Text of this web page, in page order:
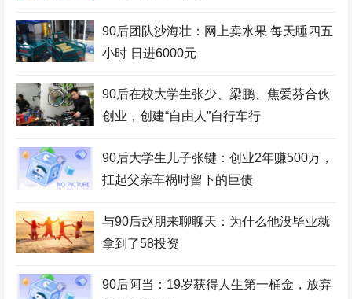
90后团队沙海壮：网上卖水果 每天睡四五
小时 日进6000元
90后在校大学生张少、梁鹏、焦爱芬合伙
创业，创建“自由人”自行车行
90后大学生儿子张键：创业2年赚500万，
扛起父亲车祸时留下的巨债
与90后赵朋来聊聊天：为什么他没毕业就
拿到了58投资
90后阿当：19岁获得人生第一桶金，放弃